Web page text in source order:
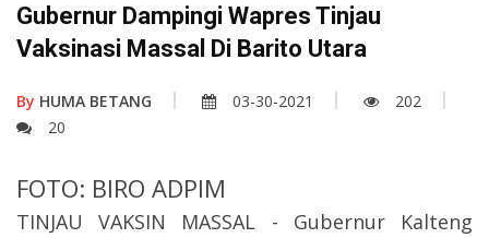
Gubernur Dampingi Wapres Tinjau
Vaksinasi Massal Di Barito Utara
By HUMA BETANG 03-30-2021
202
20
FOTO: BIRO ADPIM
TINJAU VAKSIN MASSAL - Gubernur Kalteng